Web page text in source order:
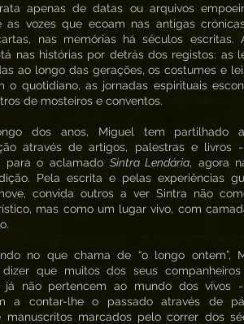
apenas de datas ou arquivos
as vozes que ecoam nas antigas
nas memórias há séculos escritas.
nas histórias por detrás dos registos: as
ao longo das gerações, os costumes e
o quotidiano, as jornadas espirituais
de mosteiros e conventos.
dos anos, Miguel tem partilhado
através de artigos, palestras e livros
para o aclamado Sintra Lendária, agora
Pela escrita e pelas experiências
convida outros a ver Sintra não
mas como um lugar vivo, com
no que chama de “o longo ontem”,
que muitos dos seus
já não pertencem ao mundo dos vivos
a contar-lhe o passado através de
manuscritos marcados pelo correr dos